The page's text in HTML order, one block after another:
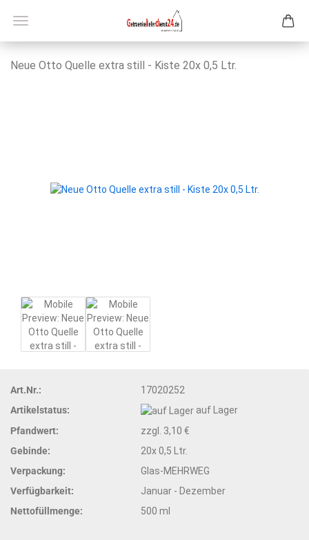
Neue Otto Quel­le extra still - Kiste 20x 0,5 Ltr.
Art.Nr.:
17020252
Artikelstatus:
auf Lager
Pfandwert:
zzgl. 3,10 €
Gebinde:
20x 0,5 Ltr.
Verpackung:
Glas-MEHRWEG
Verfügbarkeit:
Januar - Dezember
Nettofüllmenge:
500 ml